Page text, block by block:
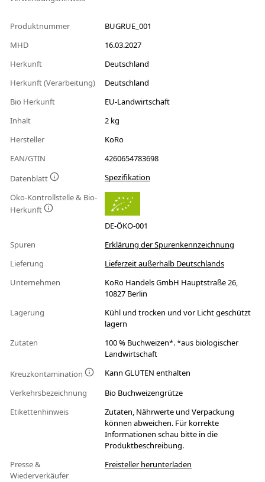
Produktnummer
BUGRUE_001
MHD
16.03.2027
Herkunft
Deutschland
Herkunft (Verarbeitung)
Deutschland
Bio Herkunft
EU-Landwirtschaft
Inhalt
2 kg
Hersteller
KoRo
EAN/GTIN
4260654783698
Datenblatt
Spezifikation
Öko-Kontrollstelle & Bio-
Herkunft
DE-ÖKO-001
Spuren
Erklärung der Spurenkennzeichnung
Lieferung
Lieferzeit außerhalb Deutschlands
Unternehmen
KoRo Handels GmbH Hauptstraße 26,
10827 Berlin
Lagerung
Kühl und trocken und vor Licht geschützt
lagern
Zutaten
100 % Buchweizen*. *aus biologischer
Landwirtschaft
Kreuzkontamination
Kann GLUTEN enthalten
Verkehrsbezeichnung
Bio Buchweizengrütze
Etikettenhinweis
Zutaten, Nährwerte und Verpackung
können abweichen. Für korrekte
Informationen schau bitte in die
Produktbeschreibung.
Presse &
Wiederverkäufer
Freisteller herunterladen